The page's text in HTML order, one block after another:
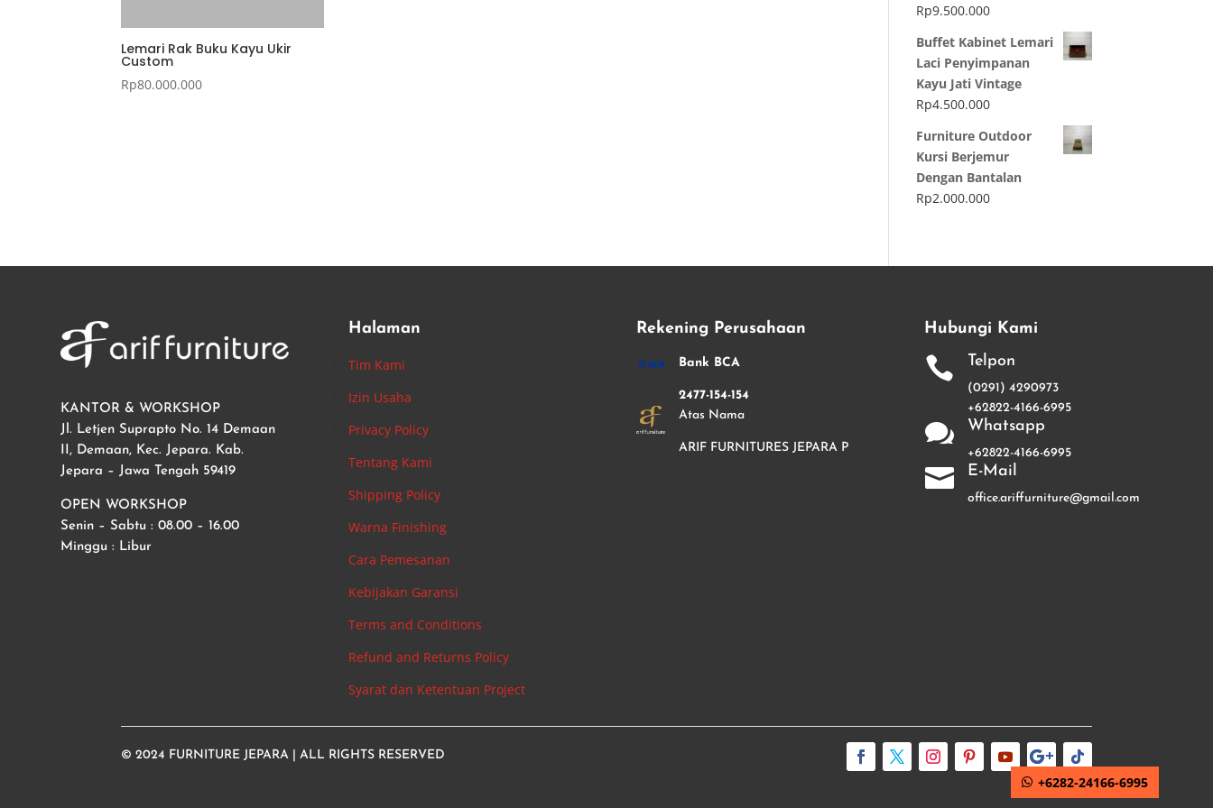
Lemari Rak Buku Kayu Ukir
Custom
Rp80.000.000
Rp9.500.000
Buffet Kabinet Lemari
Laci Penyimpanan
Kayu Jati Vintage
Rp4.500.000
Furniture Outdoor
Kursi Berjemur
Dengan Bantalan
Rp2.000.000
KANTOR & WORKSHOP
Jl. Letjen Suprapto No. 14 Demaan
II, Demaan, Kec. Jepara. Kab.
Jepara – Jawa Tengah 59419
OPEN WORKSHOP
Senin – Sabtu : 08.00 – 16.00
Minggu : Libur
Halaman
Tim Kami
Izin Usaha
Privacy Policy
Tentang Kami
Shipping Policy
Warna Finishing
Cara Pemesanan
Kebijakan Garansi
Terms and Conditions
Refund and Returns Policy
Syarat dan Ketentuan Project
Rekening Perusahaan
Bank BCA
2477-154-154
Atas Nama
ARIF FURNITURES JEPARA P
Hubungi Kami
 Telpon
(0291) 4290973
+62822-4166-6995
 Whatsapp
+62822-4166-6995
 E-Mail
office.ariffurniture@gmail.com
© 2024 FURNITURE JEPARA | ALL RIGHTS RESERVED
+6282-24166-6995